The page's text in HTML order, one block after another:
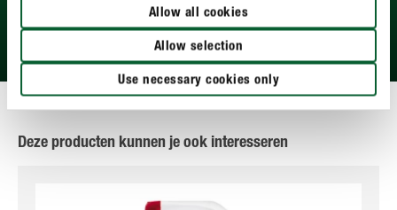
Allow all cookies
Allow selection
Use necessary cookies only
Deze producten kunnen je ook interesseren